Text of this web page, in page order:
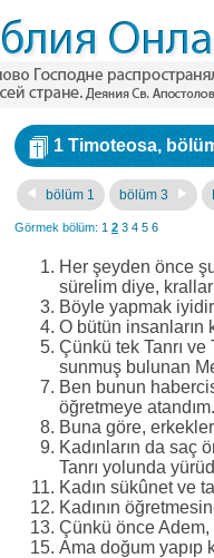
1 Timoteosa,
bölüm 1 bölüm 3
Görmek bölüm: 1 2 3 4 5 6
Her şeyden önce
sürelim diye,
Böyle yapmak iyidir
O bütün
Çünkü tek Tanrı
sunmuş bulunan
Ben bunun
öğretmeye atandım.
Buna göre,
Kadınların da saç
Tanrı yolunda
Kadın sükûnet ve
Kadının
Çünkü önce Adem,
Ama doğum yapıp